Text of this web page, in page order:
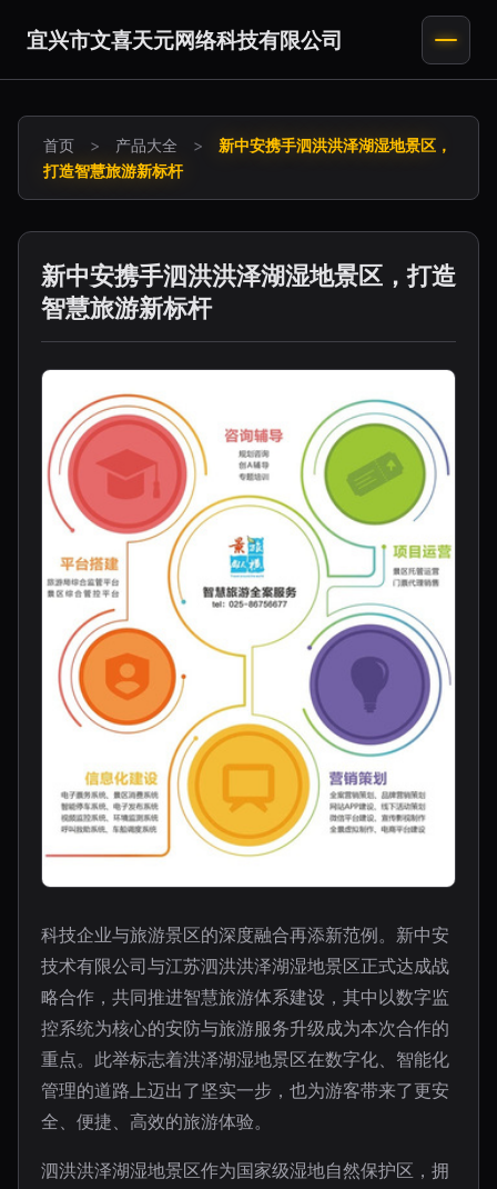
宜兴市文喜天元网络科技有限公司
首页 > 产品大全 >
新中安携手泗洪洪泽湖湿地景区，
打造智慧旅游新标杆
新中安携手泗洪洪泽湖湿地景区，打造
智慧旅游新标杆
科技企业与旅游景区的深度融合再添新范例。新中安
技术有限公司与江苏泗洪洪泽湖湿地景区正式达成战
略合作，共同推进智慧旅游体系建设，其中以数字监
控系统为核心的安防与旅游服务升级成为本次合作的
重点。此举标志着洪泽湖湿地景区在数字化、智能化
管理的道路上迈出了坚实一步，也为游客带来了更安
全、便捷、高效的旅游体验。
泗洪洪泽湖湿地景区作为国家级湿地自然保护区，拥